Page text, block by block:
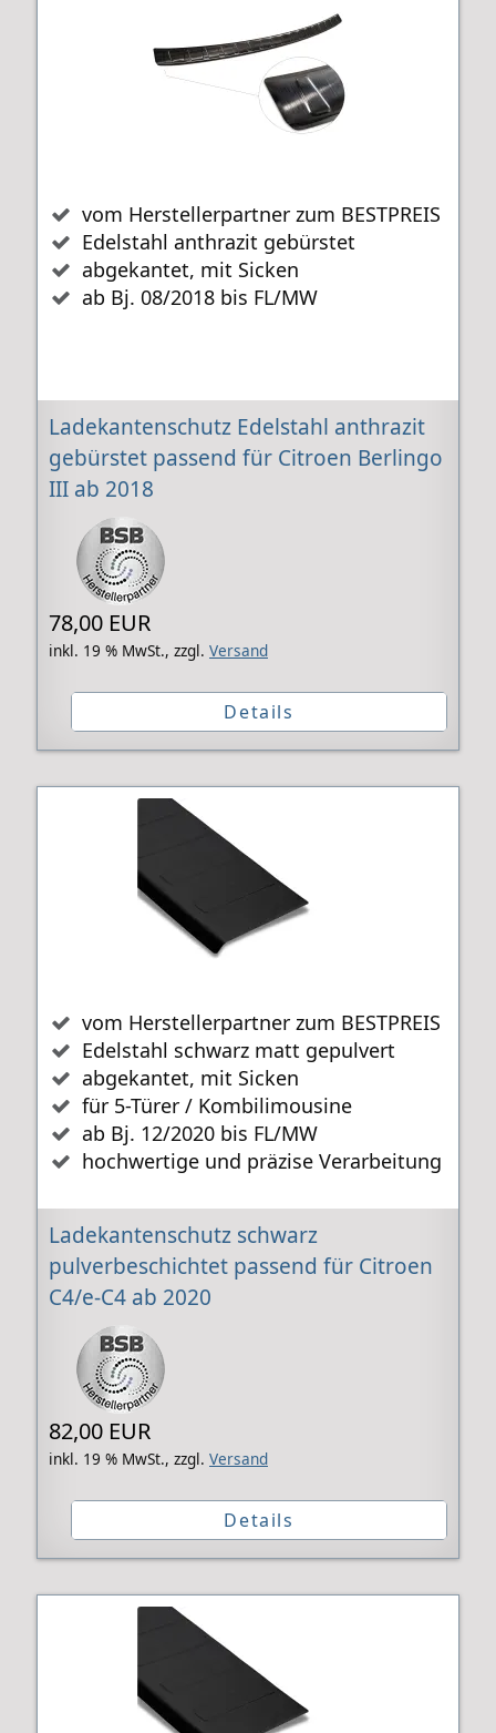
vom Herstellerpartner zum BESTPREIS
Edelstahl anthrazit gebürstet
abgekantet, mit Sicken
ab Bj. 08/2018 bis FL/MW
Ladekantenschutz Edelstahl anthrazit
gebürstet passend für Citroen Berlingo
III ab 2018
78,00 EUR
inkl. 19 % MwSt., zzgl. Versand
Details
vom Herstellerpartner zum BESTPREIS
Edelstahl schwarz matt gepulvert
abgekantet, mit Sicken
für 5-Türer / Kombilimousine
ab Bj. 12/2020 bis FL/MW
hochwertige und präzise Verarbeitung
Ladekantenschutz schwarz
pulverbeschichtet passend für Citroen
C4/e-C4 ab 2020
82,00 EUR
inkl. 19 % MwSt., zzgl. Versand
Details